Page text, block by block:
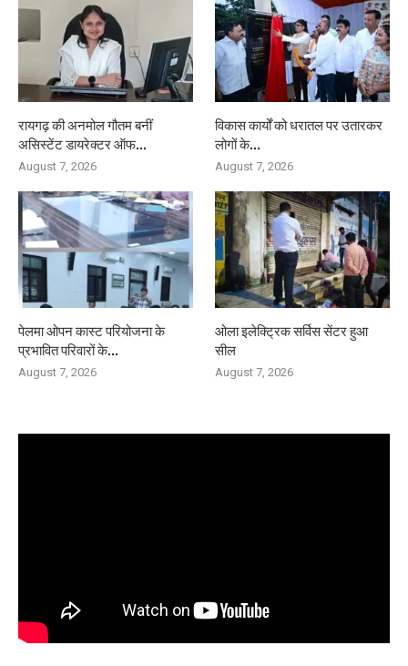
रायगढ़ की अनमोल गौतम बनीं
असिस्टेंट डायरेक्टर ऑफ...
August 7, 2026
विकास कार्यों को धरातल पर उतारकर
लोगों के...
August 7, 2026
पेलमा ओपन कास्ट परियोजना के
प्रभावित परिवारों के...
August 7, 2026
ओला इलेक्ट्रिक सर्विस सेंटर हुआ
सील
August 7, 2026